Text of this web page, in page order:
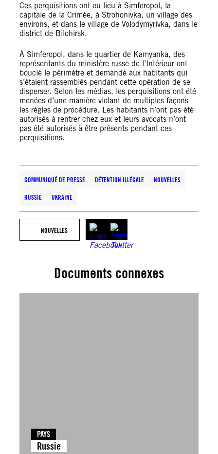
Ces perquisitions ont eu lieu à Simferopol, la
capitale de la Crimée, à Strohonivka, un village des
environs, et dans le village de Volodymyrivka, dans le
district de Bilohirsk.
À Simferopol, dans le quartier de Kamyanka, des
représentants du ministère russe de l’Intérieur ont
bouclé le périmètre et demandé aux habitants qui
s’étaient rassemblés pendant cette opération de se
disperser. Selon les médias, les perquisitions ont été
menées d’une manière violant de multiples façons
les règles de procédure. Les habitants n’ont pas été
autorisés à rentrer chez eux et leurs avocats n’ont
pas été autorisés à être présents pendant ces
perquisitions.
COMMUNIQUÉ DE PRESSE DÉTENTION ILLÉGALE NOUVELLES
RUSSIE UKRAINE
NOUVELLES
Documents connexes
PAYS
Russie